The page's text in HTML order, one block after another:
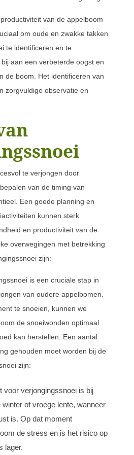
van de appelboom
om oude en zwakke takken
te identificeren en te
aan een verbeterde oogst en
de boom. Het identificeren van
zorgvuldige observatie en
te verjongen door
van de timing van
Een goede planning en
kunnen sterk
en productiviteit van de
overwegingen met betrekking
zijn:
is een cruciale stap in
van oudere appelbomen.
te snoeien, kunnen we
de snoeiwonden optimaal
kan herstellen. Een aantal
gehouden moet worden bij de
zijn:
voor verjongingssnoei is bij
of vroege lente, wanneer
is. Op dat moment
de stress en is het risico op
lager.